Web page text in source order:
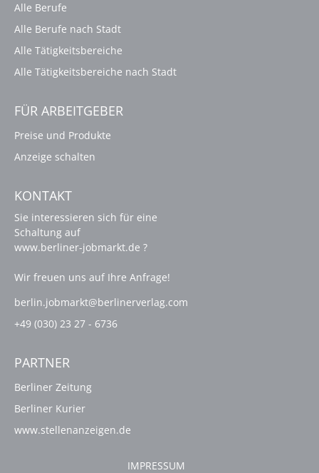
Alle Berufe
Alle Berufe nach Stadt
Alle Tätigkeitsbereiche
Alle Tätigkeitsbereiche nach Stadt
FÜR ARBEITGEBER
Preise und Produkte
Anzeige schalten
KONTAKT
Sie interessieren sich für eine
Schaltung auf
www.berliner-jobmarkt.de ?
Wir freuen uns auf Ihre Anfrage!
berlin.jobmarkt@berlinerverlag.com
+49 (030) 23 27 - 6736
PARTNER
Berliner Zeitung
Berliner Kurier
www.stellenanzeigen.de
IMPRESSUM